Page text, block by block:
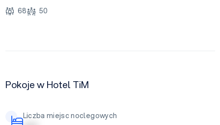
68 50
Pokoje w Hotel TiM
Liczba miejsc noclegowych